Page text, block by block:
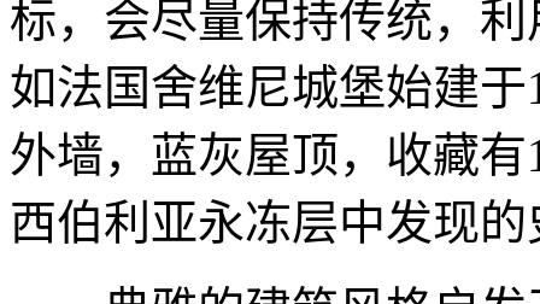
标，会尽量保持传统，
如法国舍维尼城堡始建
外墙，蓝灰屋顶，收藏
西伯利亚永冻层中发现